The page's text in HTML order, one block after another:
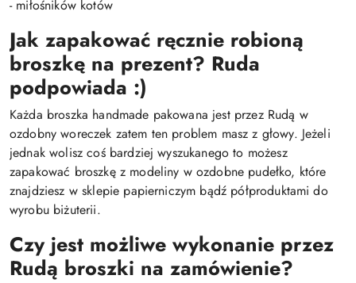
- miłośników kotów
Jak zapakować ręcznie robioną
broszkę na prezent? Ruda
podpowiada :)
Każda broszka handmade pakowana jest przez Rudą w
ozdobny woreczek zatem ten problem masz z głowy. Jeżeli
jednak wolisz coś bardziej wyszukanego to możesz
zapakować broszkę z modeliny w ozdobne pudełko, które
znajdziesz w sklepie papierniczym bądź półproduktami do
wyrobu biżuterii.
Czy jest możliwe wykonanie przez
Rudą broszki na zamówienie?